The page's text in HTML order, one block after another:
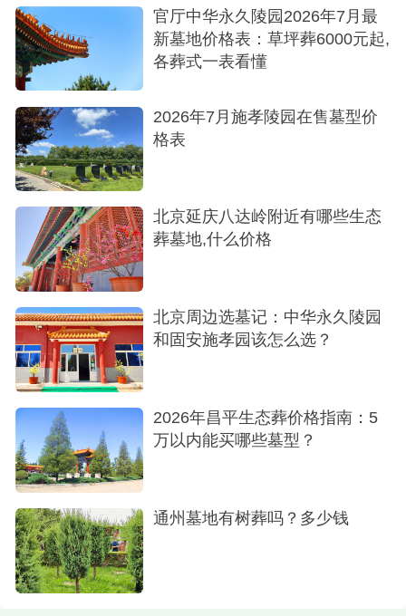
起步，性价比很高。如果您需要了解最精确的报
价，建议直接拨打园方的咨询电话或前往现场实地
查看，工作人员会根据您的具体需求，提供一份清
长青生命纪念园通过这两种方式，为家属提供
了既安心又环保，且丰俭由人的多元化选择。
官厅中华永久陵园2026年7月最
新墓地价格表：草坪葬6000元起,
各葬式一表看懂
2026年7月施孝陵园在售墓型价
格表
北京延庆八达岭附近有哪些生态
葬墓地,什么价格
北京周边选墓记：中华永久陵园
和固安施孝园该怎么选？
2026年昌平生态葬价格指南：5
万以内能买哪些墓型？
通州墓地有树葬吗？多少钱